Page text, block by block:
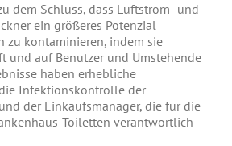
dem Schluss, dass Luftstrom- und
ein größeres Potenzial
zu kontaminieren, indem sie
und auf Benutzer und Umstehende
haben erhebliche
Infektionskontrolle der
der Einkaufsmanager, die für die
Toiletten verantwortlich